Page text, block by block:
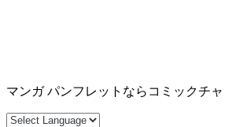
ツ
ス
マンガ パンフレットならコミックチ